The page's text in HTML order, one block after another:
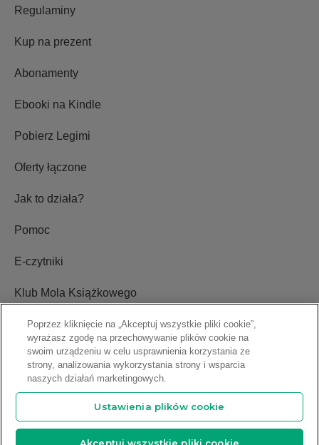
Regulaminy
Kup na prezent
Abonamenty
Ebooki na Kindle
Pobierz Legimi
Oferty łączone
Jak to działa?
Pomoc
E-czytniki
Klub Mola Książkowego
Ustawienia plików cookie
Blog
Relacje inwestorskie
Copyright © 2009-2026 Legimi S.A. Wszelkie prawa zastrzeżone.
Poprzez kliknięcie na „Akceptuj wszystkie pliki cookie”,
wyrażasz zgodę na przechowywanie plików cookie na
swoim urządzeniu w celu usprawnienia korzystania ze
strony, analizowania wykorzystania strony i wsparcia
naszych działań marketingowych.
Ustawienia plików cookie